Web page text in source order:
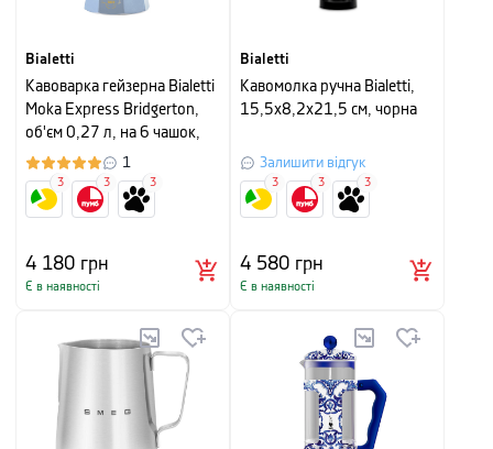
Bialetti
Кавоварка гейзерна Bialetti
Moka Express Bridgerton,
об'єм 0,27 л, на 6 чашок,
синій з малюнком
1
4 180 грн
Є в наявності
3 3 3
Bialetti
Кавомолка ручна Bialetti,
15,5x8,2x21,5 см, чорна
Залишити відгук
4 580 грн
Є в наявності
3 3 3